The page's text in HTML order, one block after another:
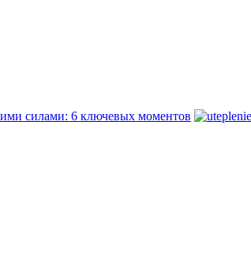
силами: 6 ключевых моментов